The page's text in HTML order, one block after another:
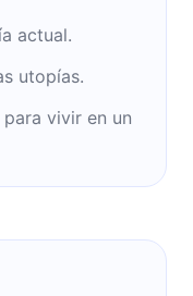
actual.
utopías.
vivir en un